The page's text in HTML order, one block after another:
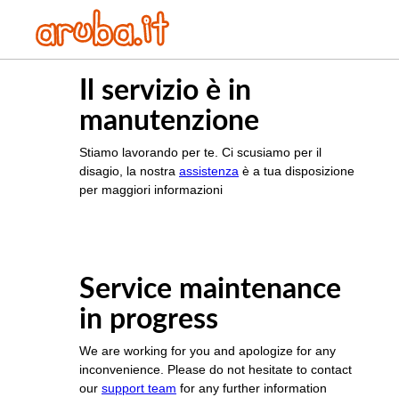
Il servizio è in
manutenzione
Stiamo lavorando per te. Ci scusiamo per il
disagio, la nostra assistenza è a tua disposizione
per maggiori informazioni
Service maintenance
in progress
We are working for you and apologize for any
inconvenience. Please do not hesitate to contact
our support team for any further information